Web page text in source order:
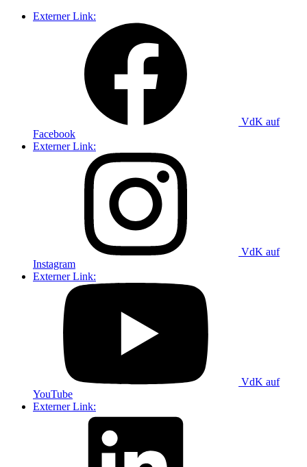
Externer Link:
VdK auf
Facebook
Externer Link:
VdK auf
Instagram
Externer Link:
VdK auf
YouTube
Externer Link: